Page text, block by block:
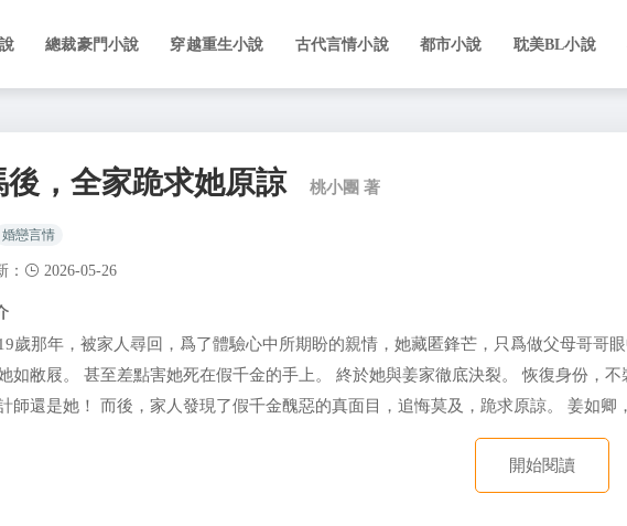
總裁豪門小說 穿越重生小說 古代言情小說 都市小說 耽美BL小說
後，全家跪求她原諒 桃小團 著
婚戀言情
： 2026-05-26
歲那年，被家人尋回，爲了體驗心中所期盼的親情，她藏匿鋒芒，只爲做父母哥哥
如敝屐。 甚至差點害她死在假千金的手上。 終於她與姜家徹底決裂。 恢復身份，
師還是她！ 而後，家人發現了假千金醜惡的真面目，追悔莫及，跪求原諒。 姜如卿
開始閱讀